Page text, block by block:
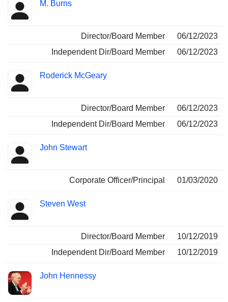
Insider
M. Burns
Director/Board Member
06/12/2023
Independent Dir/Board Member
06/12/2023
Roderick McGeary
Director/Board Member
06/12/2023
Independent Dir/Board Member
06/12/2023
John Stewart
Corporate Officer/Principal 01/03/2020
Steven West
Director/Board Member
10/12/2019
Independent Dir/Board Member
10/12/2019
John Hennessy